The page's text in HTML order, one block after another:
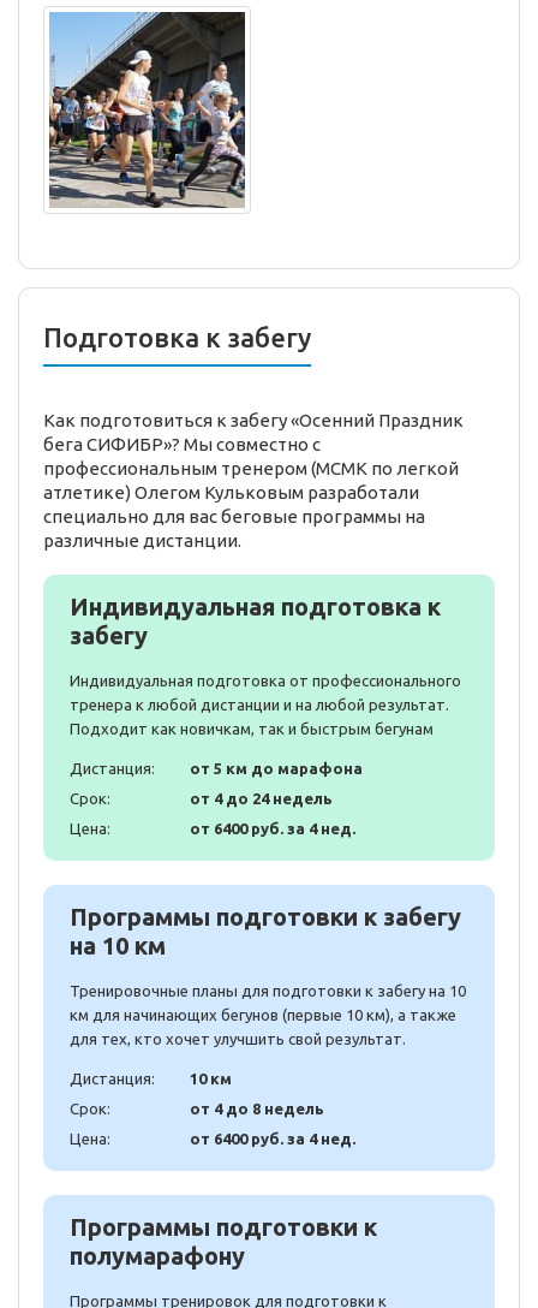
Подготовка к забегу
Как подготовиться к забегу «Осенний Праздник
бега СИФИБР»? Мы совместно с
профессиональным тренером (МСМК по легкой
атлетике) Олегом Кульковым разработали
специально для вас беговые программы на
различные дистанции.
Индивидуальная подготовка к
забегу
Индивидуальная подготовка от профессионального
тренера к любой дистанции и на любой результат.
Подходит как новичкам, так и быстрым бегунам
Дистанция:
от 5 км до марафона
Срок:
от 4 до 24 недель
Цена:
от 6400 руб. за 4 нед.
Программы подготовки к забегу
на 10 км
Тренировочные планы для подготовки к забегу на 10
км для начинающих бегунов (первые 10 км), а также
для тех, кто хочет улучшить свой результат.
Дистанция:
10 км
Срок:
от 4 до 8 недель
Цена:
от 6400 руб. за 4 нед.
Программы подготовки к
полумарафону
Программы тренировок для подготовки к